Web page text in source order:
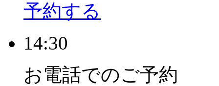
予約する
14:30
お電話でのご予約